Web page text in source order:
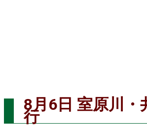
8月6日 室原川・
行